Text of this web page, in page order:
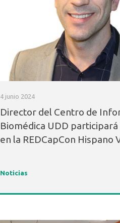
4 junio 2024
Director del Centro de
Biomédica UDD
en la REDCapCon Hispano
Noticias